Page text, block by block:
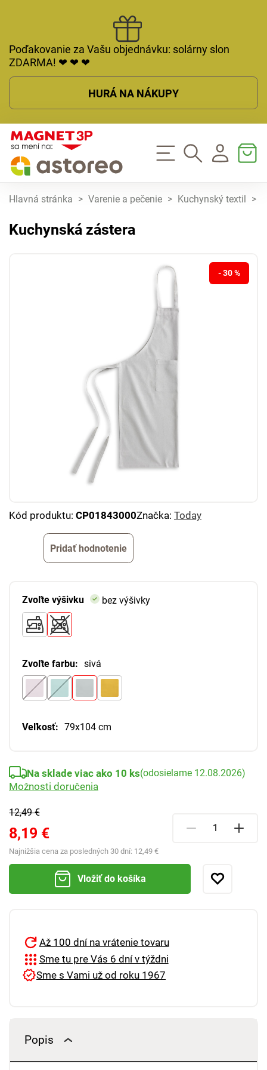
Poďakovanie za Vašu objednávku: solárny slon
ZDARMA! ❤ ❤ ❤
HURÁ NA NÁKUPY
Hlavná stránka > Varenie a pečenie > Kuchynský textil >
Kuchynská zástera
- 30 %
Kód produktu: CP01843000Značka: Today
Pridať hodnotenie
Zvoľte výšivku bez výšivky
Zvoľte farbu: sivá
Veľkosť: 79x104 cm
12,49 €
8,19 €
Najnižšia cena za posledných 30 dní: 12,49 €
Na sklade viac ako 10 ks(odosielame 12.08.2026)
Možnosti doručenia
Vložiť do košíka
Až 100 dní na vrátenie tovaru
Sme tu pre Vás 6 dní v týždni
Sme s Vami už od roku 1967
Popis